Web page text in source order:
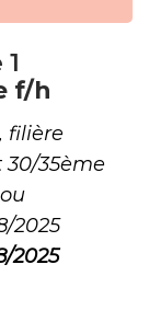
f/h
filière
35ème
2025
2025